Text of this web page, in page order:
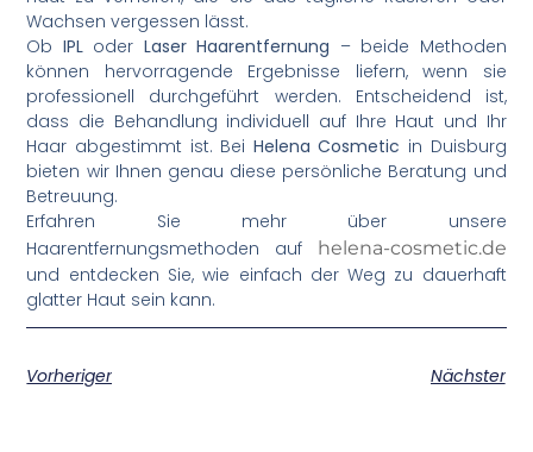
Wachsen vergessen lässt.
Ob IPLoder Laser Haarentfernung – beide Methoden
können hervorragende Ergebnisse liefern, wenn sie
professionell durchgeführt werden. Entscheidend ist,
dass die Behandlung individuell auf Ihre Haut und Ihr
Haar abgestimmt ist. Bei Helena Cosmetic in Duisburg
bieten wir Ihnen genau diese persönliche Beratung und
Betreuung.
Erfahren Sie mehr über unsere
Haarentfernungsmethoden auf helena-cosmetic.de
und entdecken Sie, wie einfach der Weg zu dauerhaft
glatter Haut sein kann.
Vorheriger Nächster